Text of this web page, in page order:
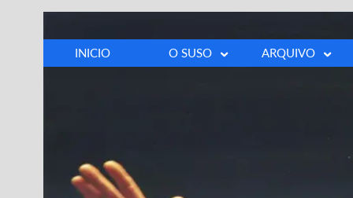
INICIO
O SUSO
ARQUIVO